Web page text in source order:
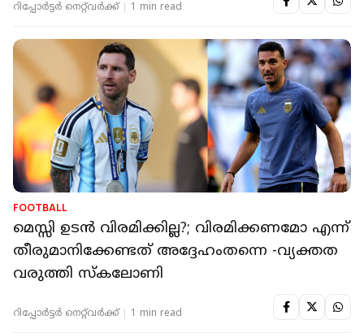
റിപ്പോർട്ടർ നെറ്റ്‌വര്‍ക്ക്‌ 1 min read
FOOTBALL
മെസ്സി ഉടന്‍ വിരമിക്കില്ല?; വിരമിക്കണമോ എന്ന്
തീരുമാനിക്കേണ്ടത് അദ്ദേഹംതന്നെ -വ്യക്തത
വരുത്തി സ്‌കലോണി
റിപ്പോർട്ടർ നെറ്റ്‌വര്‍ക്ക്‌ 1 min read